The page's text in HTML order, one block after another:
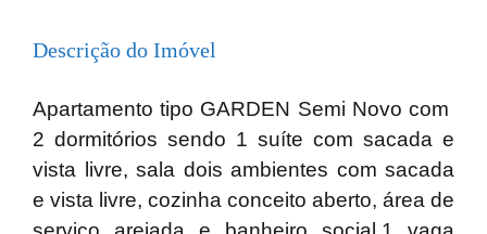
Descrição do Imóvel
Apartamento tipo GARDEN Semi Novo com
2 dormitórios sendo 1 suíte com sacada e
vista livre, sala dois ambientes com sacada
e vista livre, cozinha conceito aberto, área de